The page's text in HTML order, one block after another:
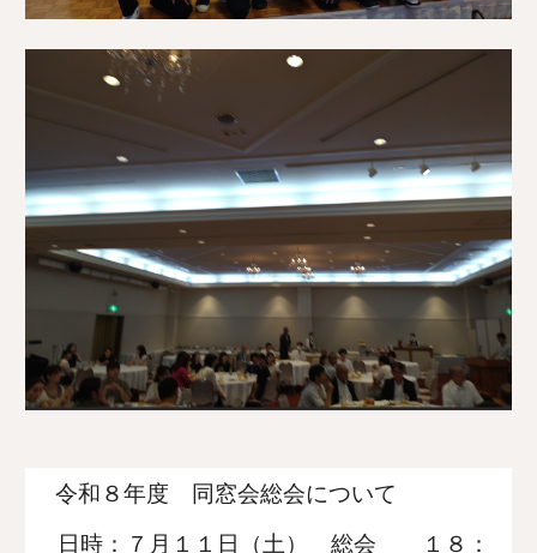
令和８年度 同窓会総会について
日時：７月１１日（土） 総会 １８：